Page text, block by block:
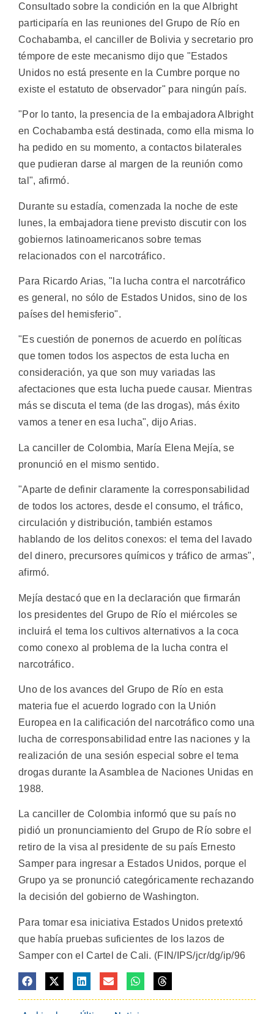
Consultado sobre la condición en la que Albright
participaría en las reuniones del Grupo de Río en
Cochabamba, el canciller de Bolivia y secretario pro
témpore de este mecanismo dijo que "Estados
Unidos no está presente en la Cumbre porque no
existe el estatuto de observador" para ningún país.
"Por lo tanto, la presencia de la embajadora Albright
en Cochabamba está destinada, como ella misma lo
ha pedido en su momento, a contactos bilaterales
que pudieran darse al margen de la reunión como
tal", afirmó.
Durante su estadía, comenzada la noche de este
lunes, la embajadora tiene previsto discutir con los
gobiernos latinoamericanos sobre temas
relacionados con el narcotráfico.
Para Ricardo Arias, "la lucha contra el narcotráfico
es general, no sólo de Estados Unidos, sino de los
países del hemisferio".
"Es cuestión de ponernos de acuerdo en políticas
que tomen todos los aspectos de esta lucha en
consideración, ya que son muy variadas las
afectaciones que esta lucha puede causar. Mientras
más se discuta el tema (de las drogas), más éxito
vamos a tener en esa lucha", dijo Arias.
La canciller de Colombia, María Elena Mejía, se
pronunció en el mismo sentido.
"Aparte de definir claramente la corresponsabilidad
de todos los actores, desde el consumo, el tráfico,
circulación y distribución, también estamos
hablando de los delitos conexos: el tema del lavado
del dinero, precursores químicos y tráfico de armas",
afirmó.
Mejía destacó que en la declaración que firmarán
los presidentes del Grupo de Río el miércoles se
incluirá el tema los cultivos alternativos a la coca
como conexo al problema de la lucha contra el
narcotráfico.
Uno de los avances del Grupo de Río en esta
materia fue el acuerdo logrado con la Unión
Europea en la calificación del narcotráfico como una
lucha de corresponsabilidad entre las naciones y la
realización de una sesión especial sobre el tema
drogas durante la Asamblea de Naciones Unidas en
1988.
La canciller de Colombia informó que su país no
pidió un pronunciamiento del Grupo de Río sobre el
retiro de la visa al presidente de su país Ernesto
Samper para ingresar a Estados Unidos, porque el
Grupo ya se pronunció categóricamente rechazando
la decisión del gobierno de Washington.
Para tomar esa iniciativa Estados Unidos pretextó
que había pruebas suficientes de los lazos de
Samper con el Cartel de Cali. (FIN/IPS/jcr/dg/ip/96